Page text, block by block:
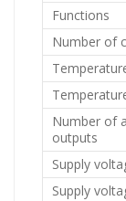
Functions
Number of
Number of
outputs
Supply
Supply